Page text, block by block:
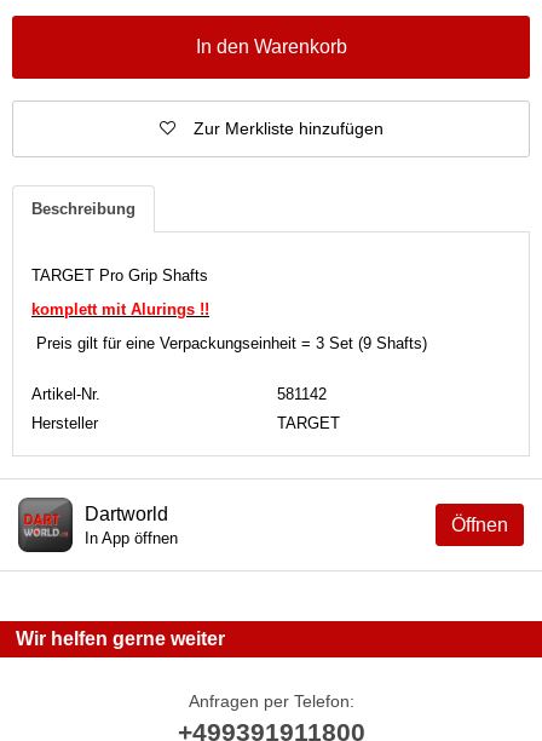
In den Warenkorb
Zur Merkliste hinzufügen
Beschreibung
TARGET Pro Grip Shafts
komplett mit Alurings !!
Preis gilt für eine Verpackungseinheit = 3 Set (9 Shafts)
Artikel-Nr.
581142
Hersteller
TARGET
Öffnen
Dartworld
In App öffnen
Wir helfen gerne weiter
Anfragen per Telefon:
+499391911800